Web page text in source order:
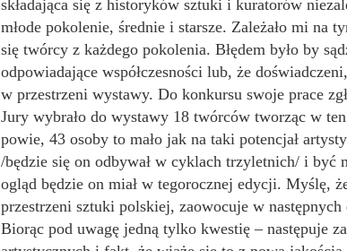
składająca się z historyków sztuki i kuratorów
młode pokolenie, średnie i starsze. Zależało mi na
się twórcy z każdego pokolenia. Błędem było by
odpowiadające współczesności lub, że
w przestrzeni wystawy. Do konkursu swoje prace
Jury wybrało do wystawy 18 twórców tworząc w
powie, 43 osoby to mało jak na taki potencjał
/będzie się on odbywał w cyklach trzyletnich/ i
ogląd będzie on miał w tegorocznej edycji. Myślę,
przestrzeni sztuki polskiej, zaowocuje w
Biorąc pod uwagę jedną tylko kwestię – następuje